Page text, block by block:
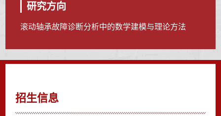
研究方向
滚动轴承故障诊断分析中的数学建模与理论方法
招生信息